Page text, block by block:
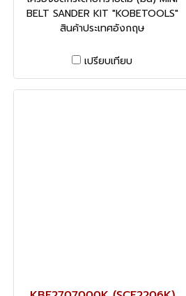
BELT SANDER KIT "KOBETOOLS"
สินค้าประเทศอังกฤษ
เปรียบเทียบ